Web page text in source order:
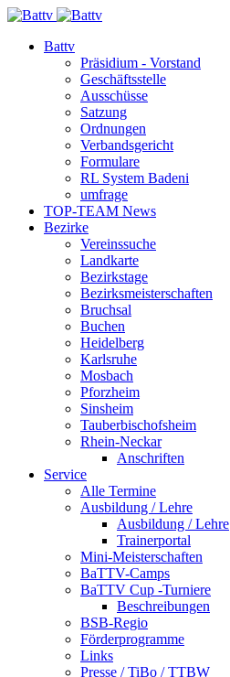
Battv
Präsidium - Vorstand
Geschäftsstelle
Ausschüsse
Satzung
Ordnungen
Verbandsgericht
Formulare
RL System Badeni
umfrage
TOP-TEAM News
Bezirke
Vereinssuche
Landkarte
Bezirkstage
Bezirksmeisterschaften
Bruchsal
Buchen
Heidelberg
Karlsruhe
Mosbach
Pforzheim
Sinsheim
Tauberbischofsheim
Rhein-Neckar
Anschriften
Service
Alle Termine
Ausbildung / Lehre
Ausbildung / Lehre
Trainerportal
Mini-Meisterschaften
BaTTV-Camps
BaTTV Cup -Turniere
Beschreibungen
BSB-Regio
Förderprogramme
Links
Presse / TiBo / TTBW